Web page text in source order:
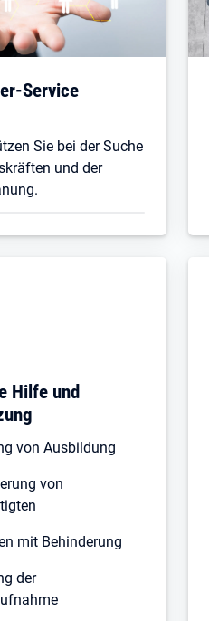
Tab
Service
Sie bei der Suche
und der
Hilfe und
von Ausbildung
von
mit Behinderung
der